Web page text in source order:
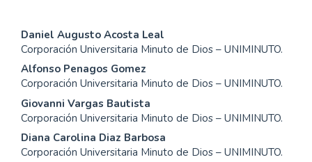
Contenido
principal
del
artículo
Daniel Augusto Acosta Leal
Corporación Universitaria Minuto de Dios – UNIMINUTO.
Alfonso Penagos Gomez
Corporación Universitaria Minuto de Dios – UNIMINUTO.
Giovanni Vargas Bautista
Corporación Universitaria Minuto de Dios – UNIMINUTO.
Diana Carolina Diaz Barbosa
Corporación Universitaria Minuto de Dios – UNIMINUTO.